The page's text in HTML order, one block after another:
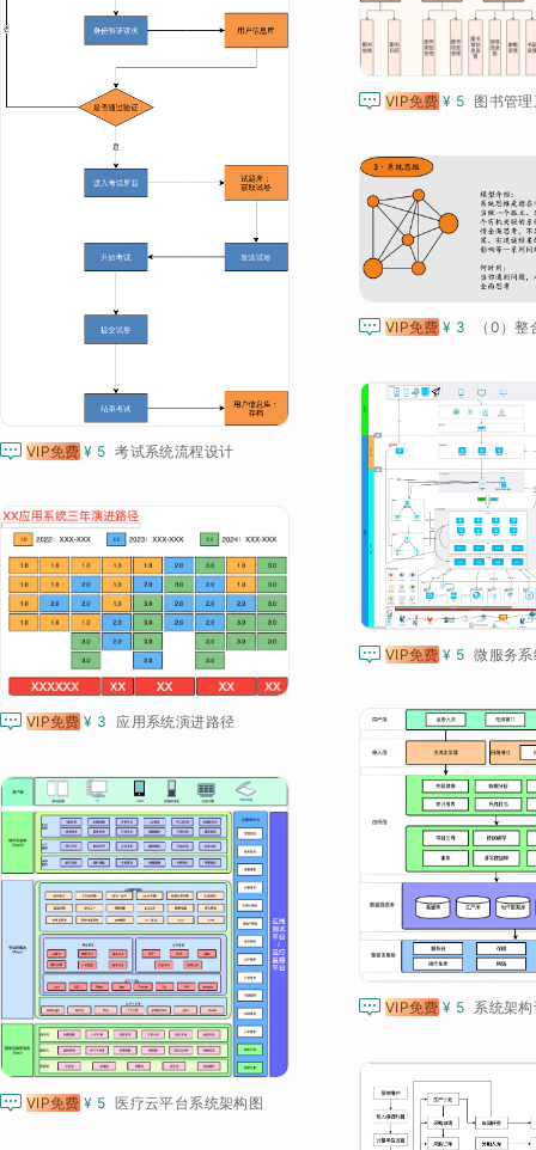
 VIP免费 ¥ 5 图书管
 VIP免费 ¥ 5 考试系统流程设计
 VIP免费 ¥ 3 （0）整
 VIP免费 ¥ 5 微服务
 VIP免费 ¥ 3 应用系统演进路径
 VIP免费 ¥ 5 系统架
 VIP免费 ¥ 5 医疗云平台系统架构图